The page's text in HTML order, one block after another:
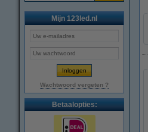
Mijn 123led.nl
Wachtwoord vergeten ?
Betaalopties: